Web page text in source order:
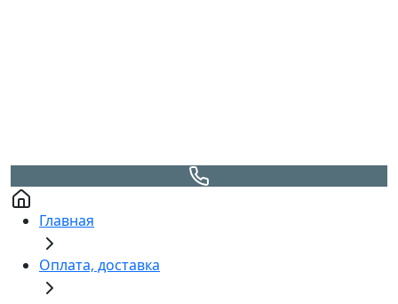
Главная
Оплата, доставка